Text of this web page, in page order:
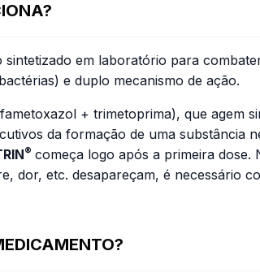
em laboratório para
e duplo mecanismo de ação.
+ trimetoprima), que agem
da formação de uma substância
® começa logo após a primeira dose.
dor, etc. desapareçam, é necessário